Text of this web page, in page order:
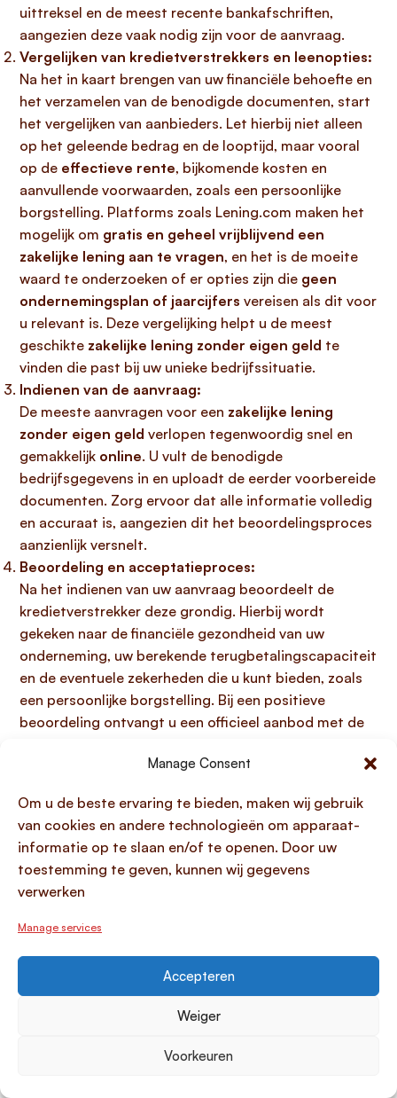
Manage Consent
Om u de beste ervaring te bieden, maken wij gebruik
van cookies en andere technologieën om apparaat-
informatie op te slaan en/of te openen. Door uw
toestemming te geven, kunnen wij gegevens
verwerken
Manage services
Accepteren
Weiger
Voorkeuren
uittreksel en de meest recente bankafschriften,
aangezien deze vaak nodig zijn voor de aanvraag.
Vergelijken van kredietverstrekkers en leenopties:
Na het in kaart brengen van uw financiële behoefte en
het verzamelen van de benodigde documenten, start
het vergelijken van aanbieders. Let hierbij niet alleen
op het geleende bedrag en de looptijd, maar vooral
op de effectieve rente, bijkomende kosten en
aanvullende voorwaarden, zoals een persoonlijke
borgstelling. Platforms zoals Lening.com maken het
mogelijk om gratis en geheel vrijblijvend een
zakelijke lening aan te vragen, en het is de moeite
waard te onderzoeken of er opties zijn die geen
ondernemingsplan of jaarcijfers vereisen als dit voor
u relevant is. Deze vergelijking helpt u de meest
geschikte zakelijke lening zonder eigen geld te
vinden die past bij uw unieke bedrijfssituatie.
Indienen van de aanvraag:
De meeste aanvragen voor een zakelijke lening
zonder eigen geld verlopen tegenwoordig snel en
gemakkelijk online. U vult de benodigde
bedrijfsgegevens in en uploadt de eerder voorbereide
documenten. Zorg ervoor dat alle informatie volledig
en accuraat is, aangezien dit het beoordelingsproces
aanzienlijk versnelt.
Beoordeling en acceptatieproces:
Na het indienen van uw aanvraag beoordeelt de
kredietverstrekker deze grondig. Hierbij wordt
gekeken naar de financiële gezondheid van uw
onderneming, uw berekende terugbetalingscapaciteit
en de eventuele zekerheden die u kunt bieden, zoals
een persoonlijke borgstelling. Bij een positieve
beoordeling ontvangt u een officieel aanbod met de
belangrijk dit aanbod zorgvuldig te lezen en te
Ontvangst van het leenbedrag en gebruik:
Zodra u het aanbod heeft geaccepteerd en het
contract heeft ondertekend, wordt het geleende
bedrag in één keer op uw zakelijke rekening
uitbetaald
zoals in uw businessplan is vastgelegd om de
Een verantwoorde besteding is van groot belang om
optimaal te profiteren van de
en om te zorgen voor een soepele